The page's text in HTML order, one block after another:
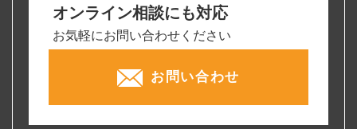
オンライン相談にも対応
お気軽にお問い合わせください
お問い合わせ